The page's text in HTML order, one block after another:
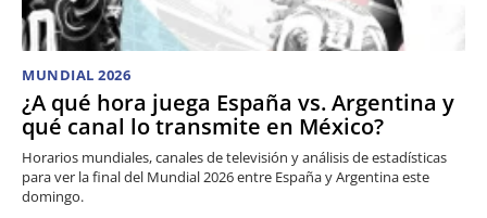
MUNDIAL 2026
¿A qué hora juega España vs. Argentina y
qué canal lo transmite en México?
Horarios mundiales, canales de televisión y análisis de estadísticas
para ver la final del Mundial 2026 entre España y Argentina este
domingo.